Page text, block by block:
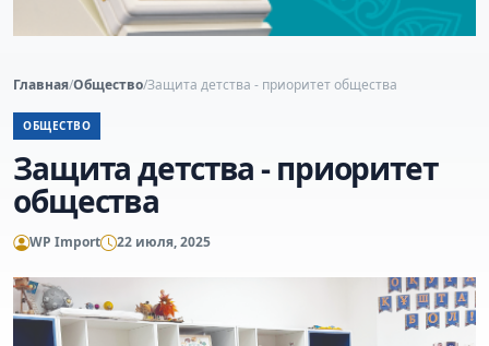
Главная/Общество/Защита детства - приоритет общества
ОБЩЕСТВО
Защита детства - приоритет
общества
WP Import 22 июля, 2025